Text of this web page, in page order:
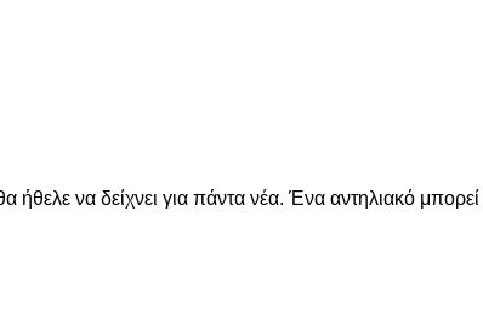
να δείχνει για πάντα νέα. Ένα αντηλιακό μπορεί